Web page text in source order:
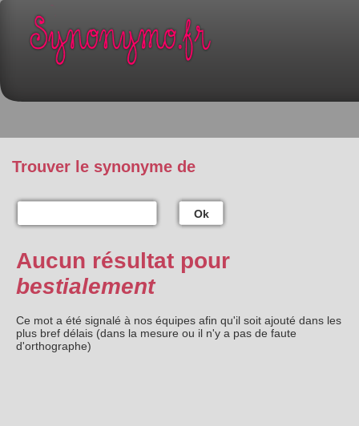
Trouver le synonyme de
Ok
Aucun résultat pour
bestialement
Ce mot a été signalé à nos équipes afin qu'il soit ajouté dans les
plus bref délais (dans la mesure ou il n'y a pas de faute
d'orthographe)